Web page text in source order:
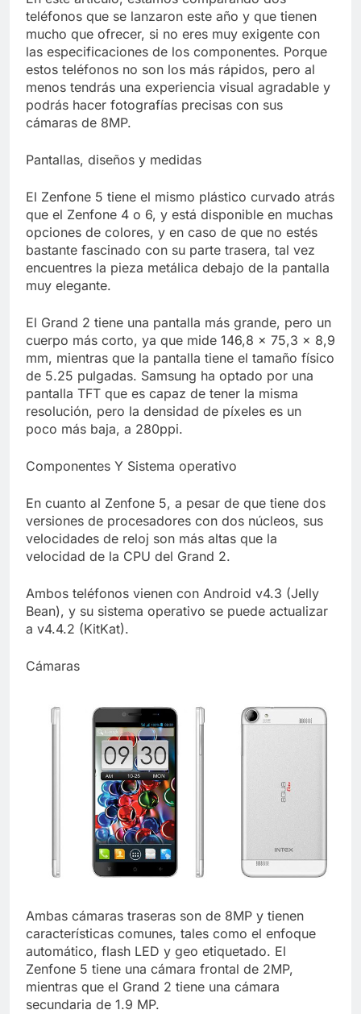
Libre
Crucero en México te
lleva a lugares
paranormales con
binoculares de visión
nocturna y reuniones de
secuestrados
7 Años Atrás
La Inteligencia Artificial
deepfake de Samsung
fabrica un clip de
movimiento desde una
7 Años Atrás
teléfonos que se lanzaron este año y que tienen
mucho que ofrecer, si no eres muy exigente con
las especificaciones de los componentes. Porque
estos teléfonos no son los más rápidos, pero al
menos tendrás una experiencia visual agradable y
podrás hacer fotografías precisas con sus
cámaras de 8MP.
Pantallas, diseños y medidas
El Zenfone 5 tiene el mismo plástico curvado atrás
que el Zenfone 4 o 6, y está disponible en muchas
opciones de colores, y en caso de que no estés
bastante fascinado con su parte trasera, tal vez
encuentres la pieza metálica debajo de la pantalla
muy elegante.
El Grand 2 tiene una pantalla más grande, pero un
cuerpo más corto, ya que mide 146,8 × 75,3 × 8,9
mm, mientras que la pantalla tiene el tamaño físico
de 5.25 pulgadas. Samsung ha optado por una
pantalla TFT que es capaz de tener la misma
resolución, pero la densidad de píxeles es un
poco más baja, a 280ppi.
Componentes Y Sistema operativo
En cuanto al Zenfone 5, a pesar de que tiene dos
versiones de procesadores con dos núcleos, sus
velocidades de reloj son más altas que la
velocidad de la CPU del Grand 2.
Ambos teléfonos vienen con Android v4.3 (Jelly
Bean), y su sistema operativo se puede actualizar
a v4.4.2 (KitKat).
Cámaras
Ambas cámaras traseras son de 8MP y tienen
características comunes, tales como el enfoque
automático, flash LED y geo etiquetado. El
Zenfone 5 tiene una cámara frontal de 2MP,
mientras que el Grand 2 tiene una cámara
secundaria de 1.9 MP.